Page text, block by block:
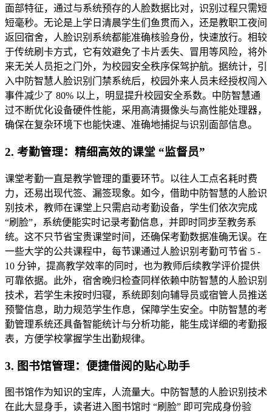
面部特征，通过与系统预存的人脸数据比对，识别过程只需短
短毫秒。无论是上学日清晨学生们鱼贯而入，还是教职工夜间
返回宿舍，人脸识别系统都能准确核验身份，快速放行。相较
于传统刷卡方式，它有效避免了卡片丢失、冒用等风险，将外
来无关人员拒之门外，为校园安全秩序保驾护航。据统计，引
入中防智慧人脸识别门禁系统后，校园外来人员未经授权闯入
事件减少了 80% 以上，明显提升校园安全系数。中防智慧通
过不断优化设备硬件性能，采用高清摄像头与高性能处理器，
确保在复杂环境下也能快速、准确地捕捉与识别面部信息。
2. 考勤管理：精细高效的课堂 “监督员”
课堂考勤一直是教学管理的重要环节。以往人工点名耗时费
力，还易出现代签、漏签现象。如今，借助中防智慧的人脸识
别技术，教师在课堂上只需启动考勤设备，学生们依次完成
“刷脸”，系统便能实时记录考勤信息，并即时同步至教务系
统。这不只节省宝贵课堂时间，还确保考勤数据准确无误。在
一些大学的公共课程中，每节课通过人脸识别考勤可节省 5 -
10 分钟，提高教学效率的同时，也为教师后续教学评价提供
可靠依据。此外，宿舍晚归检查同样依赖中防智慧的人脸识别
技术，若学生未按时归寝，系统即刻向辅导员或宿管人员推送
预警信息，助力规范学生作息，保障学生安全。中防智慧的考
勤管理系统还具备智能统计与分析功能，能生成详细的考勤报
表，方便学校掌握学生出勤规律。
3. 图书馆管理：便捷借阅的贴心助手
图书馆作为知识的宝库，人流量大。中防智慧的人脸识别技术
在此大显身手，读者进入图书馆时 “刷脸” 即可完成身份验